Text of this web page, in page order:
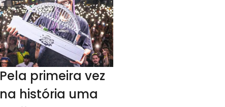
Pela primeira vez
na história uma